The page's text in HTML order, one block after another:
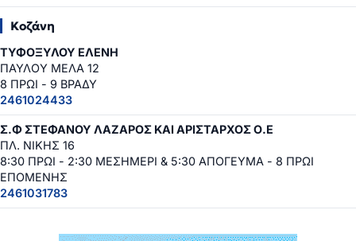
Κοζάνη
ΤΥΦΟΞΥΛΟΥ ΕΛΕΝΗ
ΠΑΥΛΟΥ ΜΕΛΑ 12
8 ΠΡΩΙ - 9 ΒΡΑΔΥ
2461024433
Σ.Φ ΣΤΕΦΑΝΟΥ ΛΑΖΑΡΟΣ ΚΑΙ ΑΡΙΣΤΑΡΧΟΣ Ο.Ε
ΠΛ. ΝΙΚΗΣ 16
8:30 ΠΡΩΙ - 2:30 ΜΕΣΗΜΕΡΙ & 5:30 ΑΠΟΓΕΥΜΑ - 8 ΠΡΩΙ
ΕΠΟΜΕΝΗΣ
2461031783